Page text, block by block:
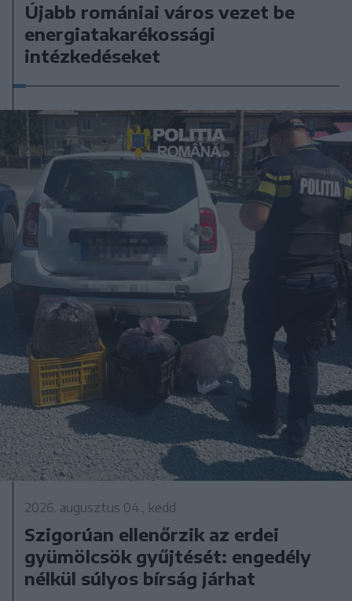
Újabb romániai város vezet be
energiatakarékossági
intézkedéseket
2026. augusztus 04., kedd
Szigorúan ellenőrzik az erdei
gyümölcsök gyűjtését: engedély
nélkül súlyos bírság járhat